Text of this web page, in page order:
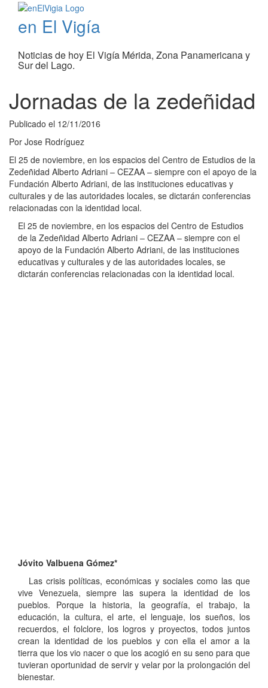
en El Vigía
Noticias de hoy El Vigía Mérida, Zona Panamericana y
Sur del Lago.
Jornadas de la zedeñidad
Publicado el 12/11/2016
Por Jose Rodríguez
El 25 de noviembre, en los espacios del Centro de Estudios de la
Zedeñidad Alberto Adriani – CEZAA – siempre con el apoyo de la
Fundación Alberto Adriani, de las instituciones educativas y
culturales y de las autoridades locales, se dictarán conferencias
relacionadas con la identidad local.
El 25 de noviembre, en los espacios del Centro de Estudios
de la Zedeñidad Alberto Adriani – CEZAA – siempre con el
apoyo de la Fundación Alberto Adriani, de las instituciones
educativas y culturales y de las autoridades locales, se
dictarán conferencias relacionadas con la identidad local.
Jóvito Valbuena Gómez*
Las crisis políticas, económicas y sociales como las que
vive Venezuela, siempre las supera la identidad de los
pueblos. Porque la historia, la geografía, el trabajo, la
educación, la cultura, el arte, el lenguaje, los sueños, los
recuerdos, el folclore, los logros y proyectos, todos juntos
crean la identidad de los pueblos y con ella el amor a la
tierra que los vio nacer o que los acogió en su seno para que
tuvieran oportunidad de servir y velar por la prolongación del
bienestar.